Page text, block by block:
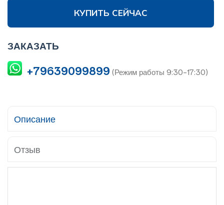
КУПИТЬ СЕЙЧАС
ЗАКАЗАТЬ
+79639099899 (Режим работы 9:30-17:30)
Описание
Отзыв